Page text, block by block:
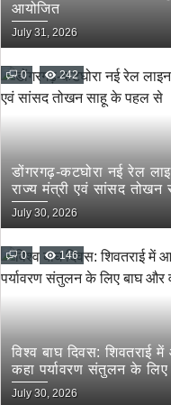
आयोजित
July 31, 2026
0 242
डोंगरगढ़-कटघोरा नई रेल
राज्य मंत्री एवं सांसद
July 30, 2026
0 146
विश्व बाघ दिवस: शिवतराई
कहा पर्यावरण संतुलन के लिए
July 30, 2026